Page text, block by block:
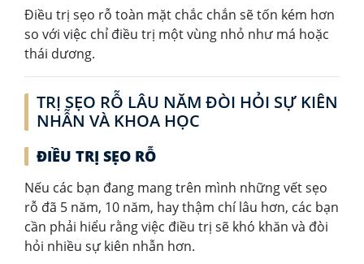
Điều trị sẹo rỗ toàn mặt chắc chắn sẽ tốn kém hơn
so với việc chỉ điều trị một vùng nhỏ như má hoặc
thái dương.
TRỊ SẸO RỖ LÂU NĂM ĐÒI HỎI SỰ KIÊN
NHẪN VÀ KHOA HỌC
ĐIỀU TRỊ SẸO RỖ
Nếu các bạn đang mang trên mình những vết sẹo
rỗ đã 5 năm, 10 năm, hay thậm chí lâu hơn, các bạn
cần phải hiểu rằng việc điều trị sẽ khó khăn và đòi
hỏi nhiều sự kiên nhẫn hơn.